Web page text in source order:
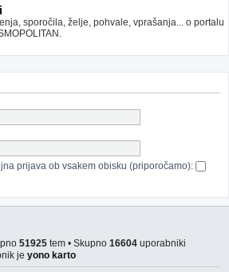
sporočila, želje, pohvale, vprašanja... o portalu
prijava ob vsakem obisku (priporočamo):
51925 tem • Skupno 16604 uporabniki
je yono karto